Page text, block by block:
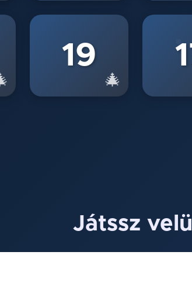
❄
19
🎄
Játssz